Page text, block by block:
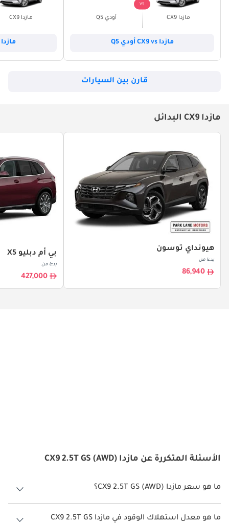
مازدا CX9
VS
أودي Q5
مازدا CX9 vs أودي Q5
مازدا CX9
مازدا CX9 vs أودي Q7
قارن بين السيارات
مازدا CX9 البدائل
هيونداي توسون
بدءا من
86,940
بي أم دبليو X5
بدءا من
427,000
الأسئلة المتكررة عن مازدا CX9 2.5T GS (AWD)
ما هو سعر مازدا CX9 2.5T GS (AWD)؟
سعر مازدا CX9 2.5T GS (AWD) هو درهم 121,000.
ما هو معدل استهلاك الوقود في مازدا CX9 2.5T GS